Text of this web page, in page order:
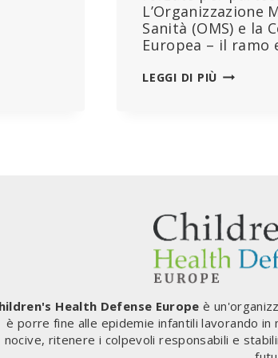
L’Organizzazione
Sanità (OMS) e la
Europea – il ramo
LEGGI DI PIÙ
E
L’UE
LANCIANO
UNA
NUOVA
PER
IL
Health Defense Europe è
è porre fine alle epidemie infantili lavorando
nocive, ritenere i colpevoli responsabili e